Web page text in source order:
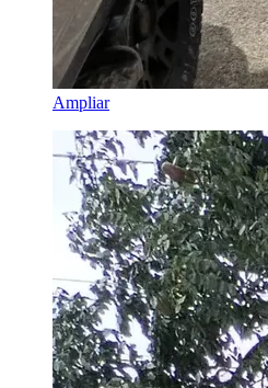
Ampliar